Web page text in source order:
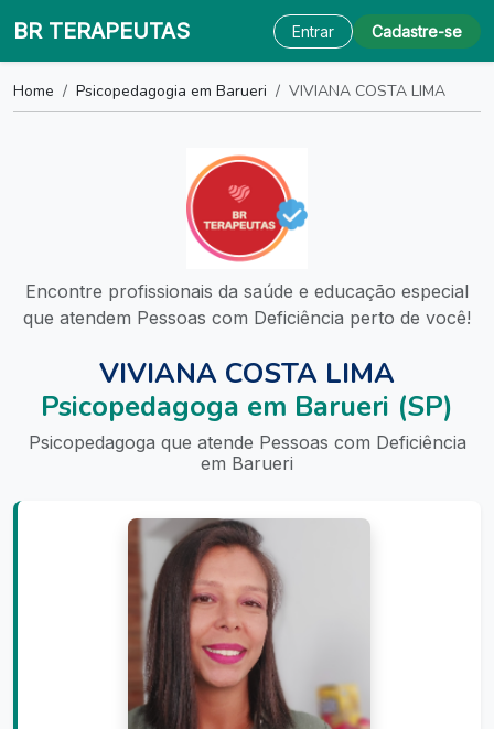
BR TERAPEUTAS Entrar Cadastre-se
Home Psicopedagogia em Barueri VIVIANA COSTA LIMA
Encontre profissionais da saúde e educação especial
que atendem Pessoas com Deficiência perto de você!
VIVIANA COSTA LIMA
Psicopedagoga em Barueri (SP)
Psicopedagoga que atende Pessoas com Deficiência
em Barueri